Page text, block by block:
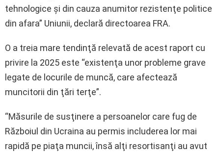
tehnologice şi din cauza anumitor rezistenţe politice
din afara” Uniunii, declară directoarea FRA.
O a treia mare tendinţă relevată de acest raport cu
privire la 2025 este “existenţa unor probleme grave
legate de locurile de muncă, care afectează
muncitorii din ţări terţe”.
“Măsurile de susţinere a persoanelor care fug de
Războiul din Ucraina au permis includerea lor mai
rapidă pe piaţa muncii, însă alţi resortisanţi au avut